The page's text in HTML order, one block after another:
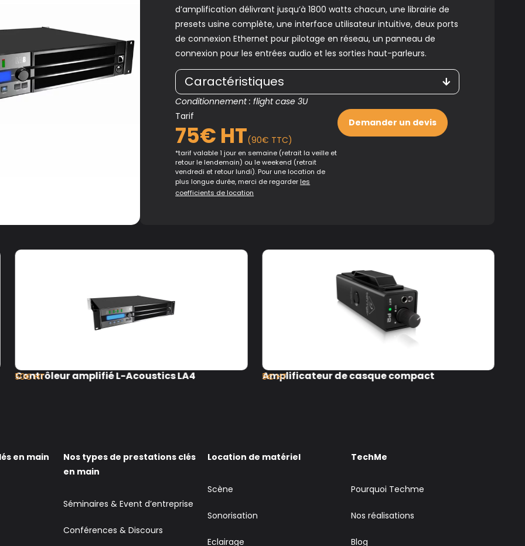
d’amplification délivrant jusqu’à 1800 watts chacun, une librairie de
presets usine complète, une interface utilisateur intuitive, deux ports
de connexion Ethernet pour pilotage en réseau, un panneau de
connexion pour les entrées audio et les sorties haut-parleurs.
Caractéristiques
Conditionnement : flight case 3U
Tarif
75€ HT(90€ TTC)
*tarif valable 1 jour en semaine (retrait la veille et
retour le lendemain) ou le weekend (retrait
vendredi et retour lundi). Pour une location de
plus longue durée, merci de regarder les
coefficients de location
Demander un devis
Contrôleur amplifié L-Acoustics LA4
50€ HT Amplificateur de casque compact
5€ HT
en main
Nos types de prestations clés
en main
Séminaires & Event d’entreprise
Conférences & Discours
Location de matériel
Scène
Sonorisation
Eclairage
TechMe
Pourquoi Techme
Nos réalisations
Blog